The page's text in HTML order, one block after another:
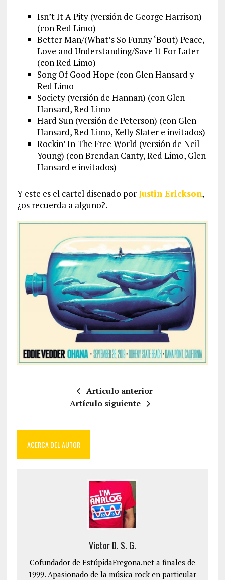
Isn’t It A Pity (versión de George Harrison)
(con Red Limo)
Better Man/(What’s So Funny ‘Bout) Peace,
Love and Understanding/Save It For Later
(con Red Limo)
Song Of Good Hope (con Glen Hansard y
Red Limo
Society (versión de Hannan) (con Glen
Hansard, Red Limo
Hard Sun (versión de Peterson) (con Glen
Hansard, Red Limo, Kelly Slater e invitados)
Rockin’ In The Free World (versión de Neil
Young) (con Brendan Canty, Red Limo, Glen
Hansard e invitados)
Y este es el cartel diseñado porJustin Erickson,
¿os recuerda a alguno?.
Artículo anterior
Artículo siguiente
ACERCA DEL AUTOR
Víctor D. S. G.
Cofundador de EstúpidaFregona.net a finales de
1999. Apasionado de la música rock en particular